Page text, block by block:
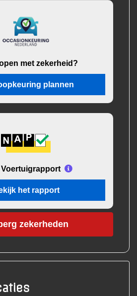
met zekerheid?
plannen
Voertuigrapport
het rapport
zekerheden